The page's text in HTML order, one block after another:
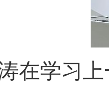
学习上